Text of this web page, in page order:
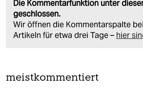
Die Kommentarfunktion unter
geschlossen.
Wir öffnen die Kommentarspalte
Artikeln für etwa drei Tage – hier
meistkommentiert